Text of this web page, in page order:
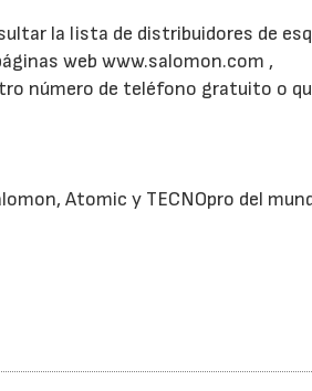
la lista de distribuidores de
web www.salomon.com ,
número de teléfono gratuito o
Atomic y TECNOpro del